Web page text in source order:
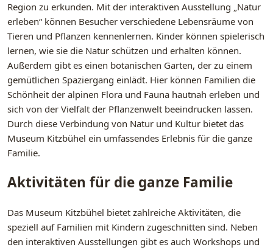
Region zu erkunden. Mit der interaktiven Ausstellung „Natur
erleben“ können Besucher verschiedene Lebensräume von
Tieren und Pflanzen kennenlernen. Kinder können spielerisch
lernen, wie sie die Natur schützen und erhalten können.
Außerdem gibt es einen botanischen Garten, der zu einem
gemütlichen Spaziergang einlädt. Hier können Familien die
Schönheit der alpinen Flora und Fauna hautnah erleben und
sich von der Vielfalt der Pflanzenwelt beeindrucken lassen.
Durch diese Verbindung von Natur und Kultur bietet das
Museum Kitzbühel ein umfassendes Erlebnis für die ganze
Familie.
Aktivitäten für die ganze Familie
Das Museum Kitzbühel bietet zahlreiche Aktivitäten, die
speziell auf Familien mit Kindern zugeschnitten sind. Neben
den interaktiven Ausstellungen gibt es auch Workshops und